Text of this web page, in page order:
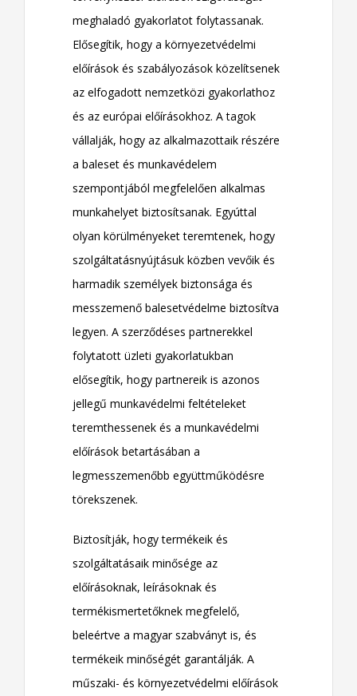
meghaladó gyakorlatot folytassanak.
Elősegítik, hogy a környezetvédelmi
előírások és szabályozások közelítsenek
az elfogadott nemzetközi gyakorlathoz
és az európai előírásokhoz. A tagok
vállalják, hogy az alkalmazottaik részére
a baleset és munkavédelem
szempontjából megfelelően alkalmas
munkahelyet biztosítsanak. Egyúttal
olyan körülményeket teremtenek, hogy
szolgáltatásnyújtásuk közben vevőik és
harmadik személyek biztonsága és
messzemenő balesetvédelme biztosítva
legyen. A szerződéses partnerekkel
folytatott üzleti gyakorlatukban
elősegítik, hogy partnereik is azonos
jellegű munkavédelmi feltételeket
teremthessenek és a munkavédelmi
előírások betartásában a
legmesszemenőbb együttműködésre
törekszenek.
Biztosítják, hogy termékeik és
szolgáltatásaik minősége az
előírásoknak, leírásoknak és
termékismertetőknek megfelelő,
beleértve a magyar szabványt is, és
termékeik minőségét garantálják. A
műszaki- és környezetvédelmi előírások